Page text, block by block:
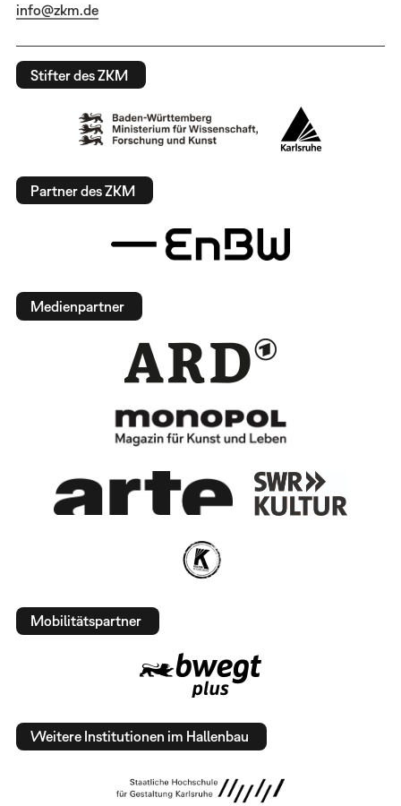
info@zkm.de
Stifter des ZKM
Partner des ZKM
Medienpartner
Mobilitätspartner
Weitere Institutionen im Hallenbau